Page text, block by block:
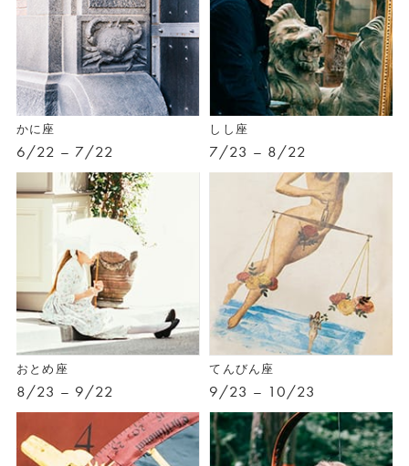
かに座
6/22 – 7/22
しし座
7/23 – 8/22
おとめ座
8/23 – 9/22
てんびん座
9/23 – 10/23